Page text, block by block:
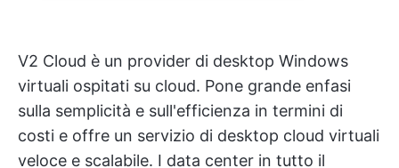
V2 Cloud è un provider di desktop Windows
virtuali ospitati su cloud. Pone grande enfasi
sulla semplicità e sull'efficienza in termini di
costi e offre un servizio di desktop cloud virtuali
veloce e scalabile. I data center in tutto il